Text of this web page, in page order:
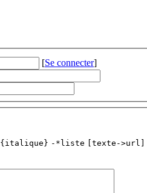
[Se connecter]
{italique} -*liste [texte->url]